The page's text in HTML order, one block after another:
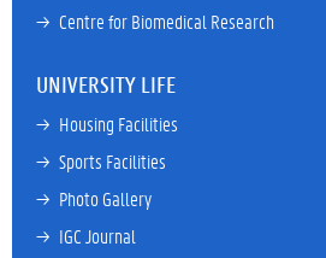
→ Centre for Biomedical Research
UNIVERSITY LIFE
→ Housing Facilities
→ Sports Facilities
→ Photo Gallery
→ IGC Journal